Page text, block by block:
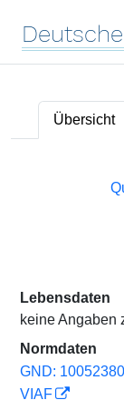
Deutsche
Übersicht
Lebensdaten
keine Angaben
Normdaten
GND:
VIAF